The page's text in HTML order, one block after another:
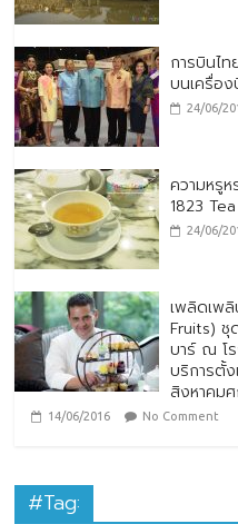
การบินไ
บนเครื่อ
24/06/
ความหรู
1823
24/06/
เพลิดเพ
Fruits) ชุ
บาร์ ณ โ
บริการตั้
สิงหาคม
14/06/2016 No Comment
#Tag: